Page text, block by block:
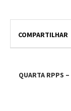
COMPARTILHAR
QUARTA RPPS